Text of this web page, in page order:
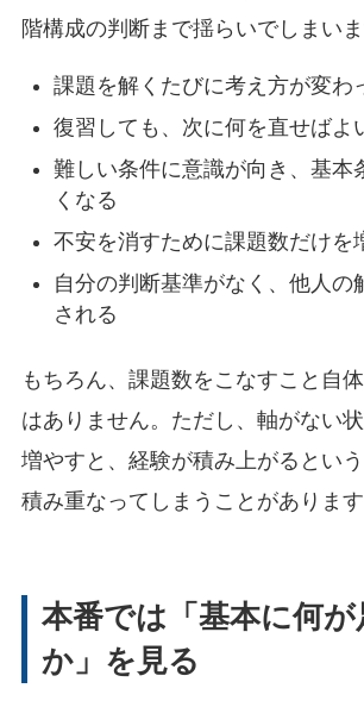
階構成の判断まで揺らいでしまいま
課題を解くたびに考え方が変わ
復習しても、次に何を直せばよ
難しい条件に意識が向き、基本
くなる
不安を消すために課題数だけを
自分の判断基準がなく、他人の
される
もちろん、課題数をこなすこと自
はありません。ただし、軸がない
増やすと、経験が積み上がるとい
積み重なってしまうことがあります
本番では「基本に何が
か」を見る